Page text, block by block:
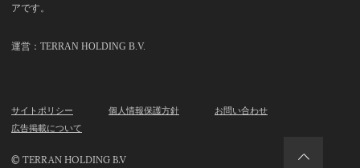
アです。
運営：TERRAN HOLDING B.V.
サイトポリシー 個人情報保護方針
お問い合わせ
広告掲載について
© TERRAN HOLDING B.V